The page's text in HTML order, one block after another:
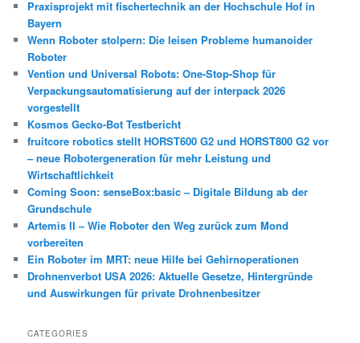
Praxisprojekt mit fischertechnik an der Hochschule Hof in
Bayern
Wenn Roboter stolpern: Die leisen Probleme humanoider
Roboter
Vention und Universal Robots: One-Stop-Shop für
Verpackungsautomatisierung auf der interpack 2026
vorgestellt
Kosmos Gecko-Bot Testbericht
fruitcore robotics stellt HORST600 G2 und HORST800 G2 vor
– neue Robotergeneration für mehr Leistung und
Wirtschaftlichkeit
Coming Soon: senseBox:basic – Digitale Bildung ab der
Grundschule
Artemis II – Wie Roboter den Weg zurück zum Mond
vorbereiten
Ein Roboter im MRT: neue Hilfe bei Gehirnoperationen
Drohnenverbot USA 2026: Aktuelle Gesetze, Hintergründe
und Auswirkungen für private Drohnenbesitzer
CATEGORIES